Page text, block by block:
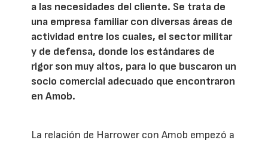
a las necesidades del cliente. Se trata de
una empresa familiar con diversas áreas de
actividad entre los cuales, el sector militar
y de defensa, donde los estándares de
rigor son muy altos, para lo que buscaron un
socio comercial adecuado que encontraron
en Amob.
La relación de Harrower con Amob empezó a